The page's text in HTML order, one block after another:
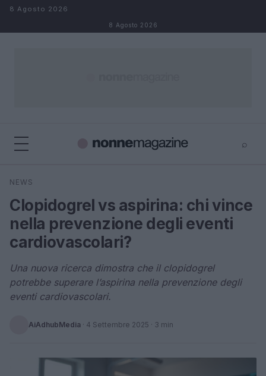
Salta al contenuto
8 Agosto 2026
8 Agosto 2026
⌕
Cerca
NEWS
Clopidogrel vs aspirina: chi vince
nella prevenzione degli eventi
cardiovascolari?
Una nuova ricerca dimostra che il clopidogrel
potrebbe superare l’aspirina nella prevenzione degli
eventi cardiovascolari.
AiAdhubMedia · 4 Settembre 2025 · 3 min